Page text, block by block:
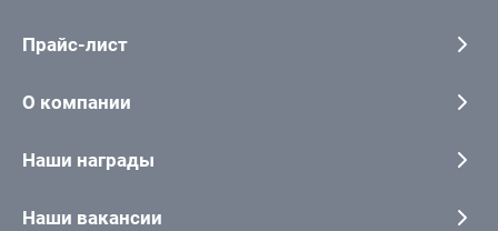
Прайс-лист
О компании
Наши награды
Наши вакансии